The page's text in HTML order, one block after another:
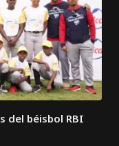
del béisbol RBI